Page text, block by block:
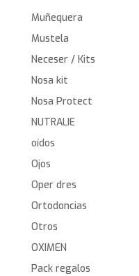
Muñequera
Mustela
Neceser / Kits
Nosa kit
Nosa Protect
NUTRALIE
oídos
Ojos
Oper dres
Ortodoncias
Otros
OXIMEN
Pack regalos